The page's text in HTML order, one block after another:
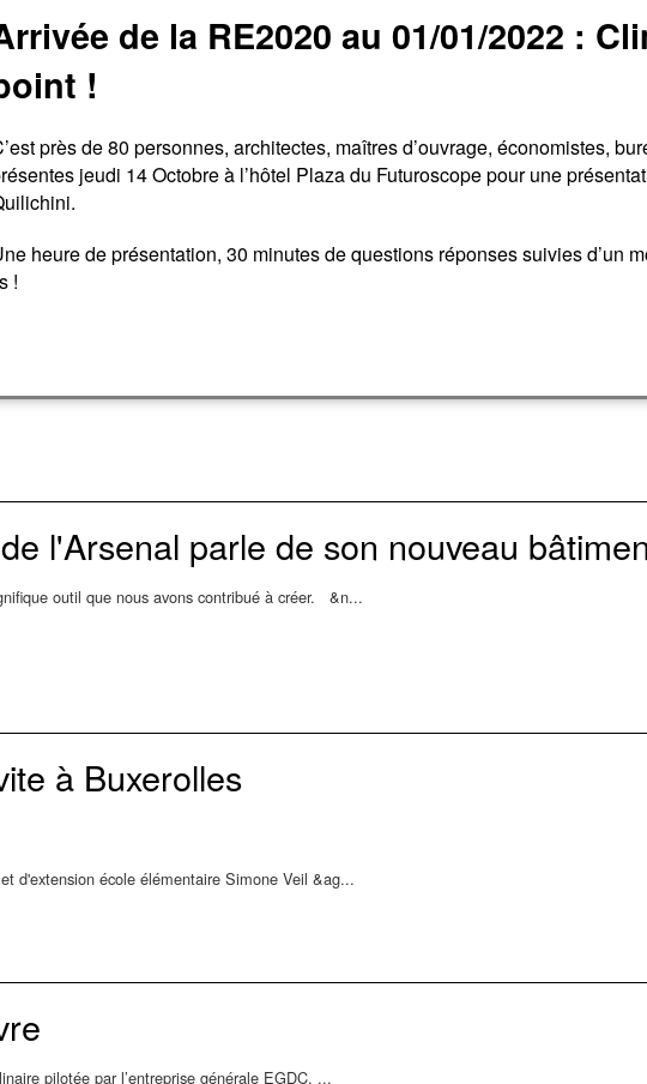
de la RE2020 au 01/01/2022 :
!
près de 80 personnes, architectes, maîtres d’ouvrage, économistes,
jeudi 14 Octobre à l’hôtel Plaza du Futuroscope pour une
heure de présentation, 30 minutes de questions réponses suivies d’un
!
l'Arsenal parle de son nouveau
outil que nous avons contribué à créer. &n...
à Buxerolles
d'extension école élémentaire Simone Veil &ag...
pilotée par l’entreprise générale EGDC, ...